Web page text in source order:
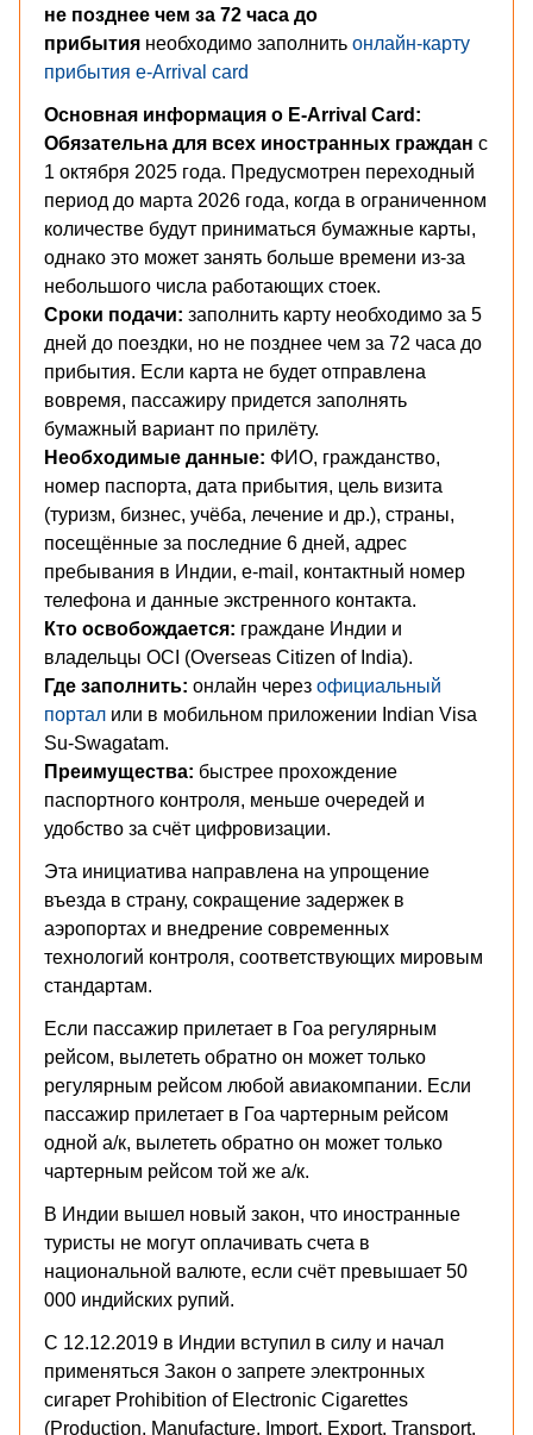
не позднее чем за 72 часа до
прибытия необходимо заполнить онлайн-карту
прибытия e-Arrival card
Основная информация о E-Arrival Card:
Обязательна для всех иностранных граждан с
1 октября 2025 года. Предусмотрен переходный
период до марта 2026 года, когда в ограниченном
количестве будут приниматься бумажные карты,
однако это может занять больше времени из-за
небольшого числа работающих стоек.
Сроки подачи: заполнить карту необходимо за 5
дней до поездки, но не позднее чем за 72 часа до
прибытия. Если карта не будет отправлена
вовремя, пассажиру придется заполнять
бумажный вариант по прилёту.
Необходимые данные: ФИО, гражданство,
номер паспорта, дата прибытия, цель визита
(туризм, бизнес, учёба, лечение и др.), страны,
посещённые за последние 6 дней, адрес
пребывания в Индии, e-mail, контактный номер
телефона и данные экстренного контакта.
Кто освобождается: граждане Индии и
владельцы OCI (Overseas Citizen of India).
Где заполнить: онлайн через официальный
портал или в мобильном приложении Indian Visa
Su-Swagatam.
Преимущества: быстрее прохождение
паспортного контроля, меньше очередей и
удобство за счёт цифровизации.
Эта инициатива направлена на упрощение
въезда в страну, сокращение задержек в
аэропортах и внедрение современных
технологий контроля, соответствующих мировым
стандартам.
Если пассажир прилетает в Гоа регулярным
рейсом, вылететь обратно он может только
регулярным рейсом любой авиакомпании. Если
пассажир прилетает в Гоа чартерным рейсом
одной а/к, вылететь обратно он может только
чартерным рейсом той же а/к.
В Индии вышел новый закон, что иностранные
туристы не могут оплачивать счета в
национальной валюте, если счёт превышает 50
000 индийских рупий.
С 12.12.2019 в Индии вступил в силу и начал
применяться Закон о запрете электронных
сигарет Prohibition of Electronic Cigarettes
(Production, Manufacture, Import, Export, Transport,